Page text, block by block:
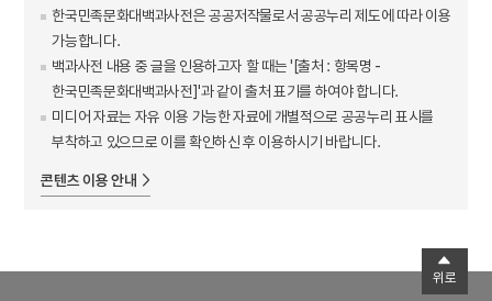
한국민족문화대백과사전은 공공저작물로서 공공누리 제도에 따라 이용
가능합니다.
백과사전 내용 중 글을 인용하고자 할 때는 '[출처 : 항목명 -
한국민족문화대백과사전]'과 같이 출처 표기를 하여야 합니다.
미디어 자료는 자유 이용 가능한 자료에 개별적으로 공공누리 표시를
부착하고 있으므로 이를 확인하신 후 이용하시기 바랍니다.
콘텐츠 이용 안내
위로